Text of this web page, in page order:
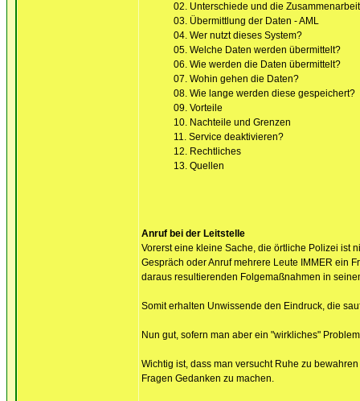
02. Unterschiede und die
03. Übermittlung der Daten - AML
04. Wer nutzt dieses System?
05. Welche Daten werden übermittelt?
06. Wie werden die Daten übermittelt?
07. Wohin gehen die Daten?
08. Wie lange werden diese gespeichert?
09. Vorteile
10. Nachteile und Grenzen
11. Service deaktivieren?
12. Rechtliches
13. Quellen
Anruf bei der Leitstelle
Vorerst eine kleine Sache, die örtliche Polizei ist
Gespräch oder Anruf mehrere Leute IMMER ein
daraus resultierenden Folgemaßnahmen in
Somit erhalten Unwissende den Eindruck, die
Nun gut, sofern man aber ein "wirkliches"
Wichtig ist, dass man versucht Ruhe zu
Fragen Gedanken zu machen.